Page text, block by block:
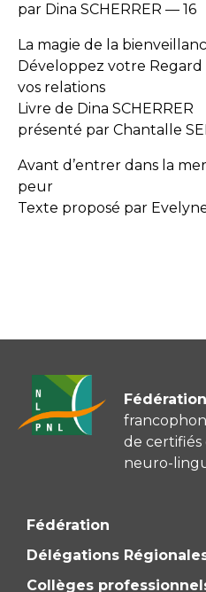
par Dina SCHERRER — 16
La magie de la
Développez votre
vos relations
Livre de Dina SCHERRER
présenté par Chantalle
Avant d’entrer dans la
peur
Texte proposé par
de
neuro-
Fédération
Délégations
Collèges